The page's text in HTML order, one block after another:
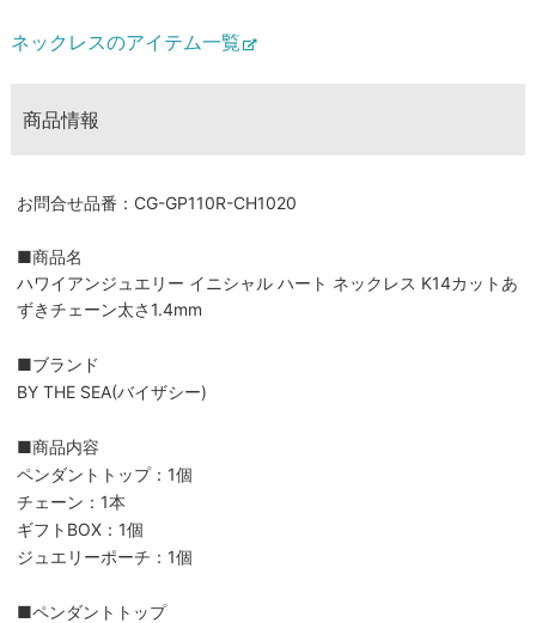
ネックレスのアイテム一覧
商品情報
お問合せ品番：CG-GP110R-CH1020
■商品名
ハワイアンジュエリー イニシャル ハート ネックレス K14カットあ
ずきチェーン太さ1.4mm
■ブランド
BY THE SEA(バイザシー)
■商品内容
ペンダントトップ：1個
チェーン：1本
ギフトBOX：1個
ジュエリーポーチ：1個
■ペンダントトップ